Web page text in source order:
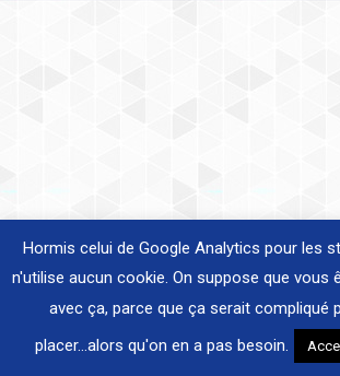
Hormis celui de Google Analytics pour les
n'utilise aucun cookie. On suppose que vous
avec ça, parce que ça serait compliqué
placer...alors qu'on en a pas besoin.